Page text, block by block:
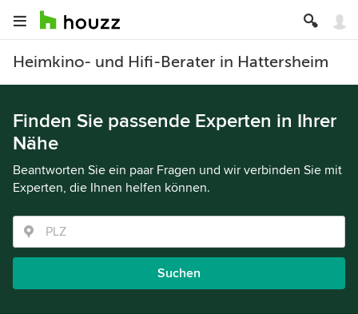
Heimkino- und Hifi-Berater in Hattersheim
Finden Sie passende Experten in Ihrer
Nähe
Beantworten Sie ein paar Fragen und wir verbinden Sie mit
Experten, die Ihnen helfen können.
Suchen